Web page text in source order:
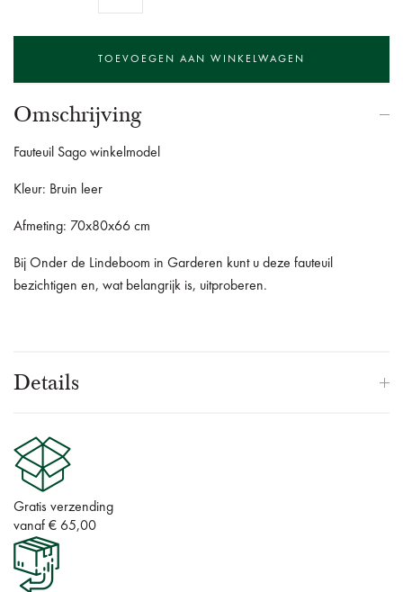
Omschrijving
Fauteuil Sago winkelmodel
Kleur: Bruin leer
Afmeting: 70x80x66 cm
Bij Onder de Lindeboom in Garderen kunt u deze fauteuil
bezichtigen en, wat belangrijk is, uitproberen.
Details
Gratis verzending
vanaf € 65,00